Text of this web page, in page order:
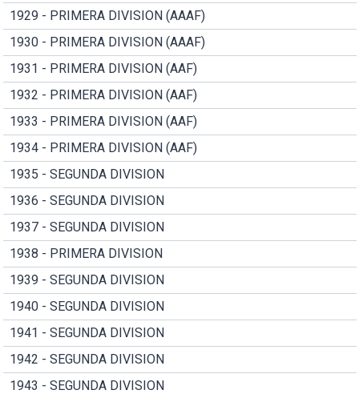
1929 - PRIMERA DIVISION (AAAF)
1930 - PRIMERA DIVISION (AAAF)
1931 - PRIMERA DIVISION (AAF)
1932 - PRIMERA DIVISION (AAF)
1933 - PRIMERA DIVISION (AAF)
1934 - PRIMERA DIVISION (AAF)
1935 - SEGUNDA DIVISION
1936 - SEGUNDA DIVISION
1937 - SEGUNDA DIVISION
1938 - PRIMERA DIVISION
1939 - SEGUNDA DIVISION
1940 - SEGUNDA DIVISION
1941 - SEGUNDA DIVISION
1942 - SEGUNDA DIVISION
1943 - SEGUNDA DIVISION